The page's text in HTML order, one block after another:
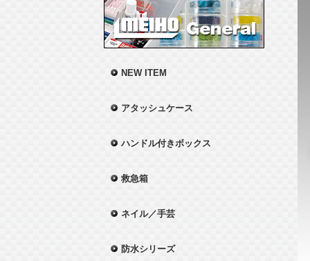
NEW ITEM
アタッシュケース
ハンドル付きボックス
救急箱
ネイル／手芸
防水シリーズ